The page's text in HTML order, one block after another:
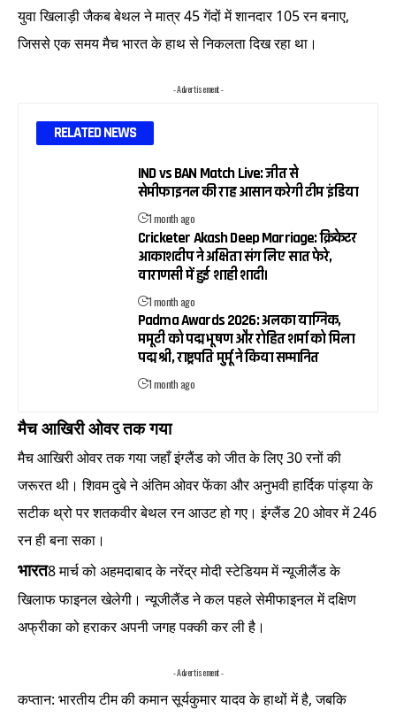
युवा खिलाड़ी जैकब बेथल ने मात्र 45 गेंदों में शानदार 105 रन बनाए,
जिससे एक समय मैच भारत के हाथ से निकलता दिख रहा था।
- Advertisement -
RELATED NEWS
IND vs BAN Match Live: जीत से
सेमीफाइनल की राह आसान करेगी टीम इंडिया
1 month ago
Cricketer Akash Deep Marriage: क्रिकेटर
आकाशदीप ने अक्षिता संग लिए सात फेरे,
वाराणसी में हुई शाही शादी।
1 month ago
Padma Awards 2026: अलका याग्निक,
ममूटी को पद्म भूषण और रोहित शर्मा को मिला
पद्म श्री, राष्ट्रपति मुर्मू ने किया सम्मानित
1 month ago
मैच आखिरी ओवर तक गया
मैच आखिरी ओवर तक गया जहाँ इंग्लैंड को जीत के लिए 30 रनों की
जरूरत थी। शिवम दुबे ने अंतिम ओवर फेंका और अनुभवी हार्दिक पांड्या के
सटीक थ्रो पर शतकवीर बेथल रन आउट हो गए। इंग्लैंड 20 ओवर में 246
रन ही बना सका।
भारत8 मार्च को अहमदाबाद के नरेंद्र मोदी स्टेडियम में न्यूजीलैंड के
खिलाफ फाइनल खेलेगी। न्यूजीलैंड ने कल पहले सेमीफाइनल में दक्षिण
अफ्रीका को हराकर अपनी जगह पक्की कर ली है।
- Advertisement -
कप्तान: भारतीय टीम की कमान सूर्यकुमार यादव के हाथों में है, जबकि